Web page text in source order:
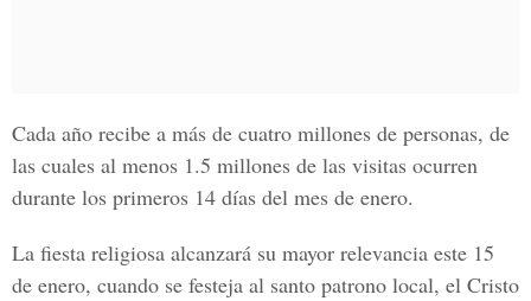
Cada año recibe a más de cuatro millones de personas, de
las cuales al menos 1.5 millones de las visitas ocurren
durante los primeros 14 días del mes de enero.
La fiesta religiosa alcanzará su mayor relevancia este 15
de enero, cuando se festeja al santo patrono local, el Cristo